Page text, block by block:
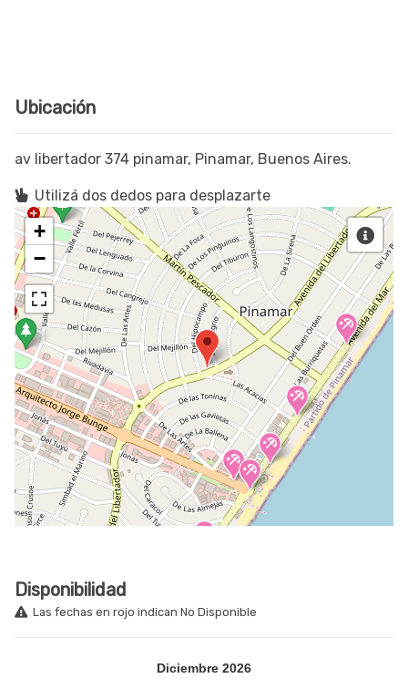
Ubicación
av libertador 374 pinamar, Pinamar, Buenos Aires.
Utilizá dos dedos para desplazarte
+
−
Disponibilidad
Las fechas en rojo indican No Disponible
Diciembre 2026